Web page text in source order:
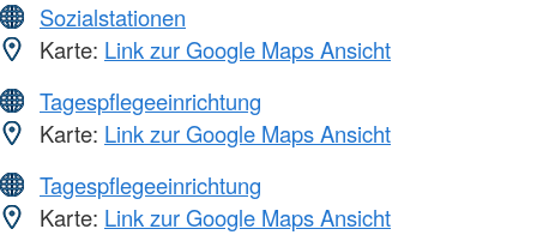
Sozialstationen
Karte: Link zur Google Maps Ansicht
Tagespflegeeinrichtung
Karte: Link zur Google Maps Ansicht
Tagespflegeeinrichtung
Karte: Link zur Google Maps Ansicht